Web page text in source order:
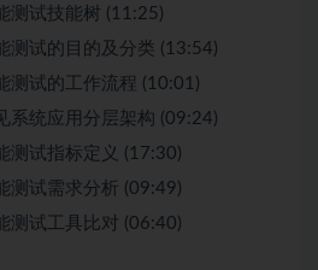
测试技能树 (11:25)
测试的目的及分类 (13:54)
测试的工作流程 (10:01)
系统应用分层架构 (09:24)
测试指标定义 (17:30)
测试需求分析 (09:49)
测试工具比对 (06:40)